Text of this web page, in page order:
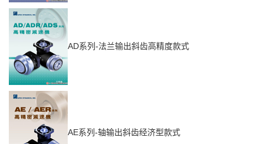
AD系列-法兰输出斜齿高精度款式
AE系列-轴输出斜齿经济型款式